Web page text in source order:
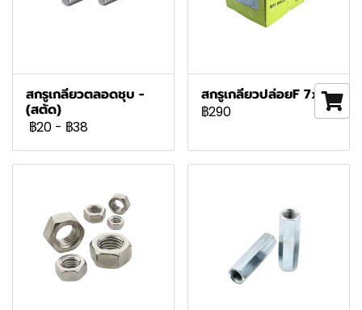
สกรูเกลียวตลอดชุบ -
(สตัด)
฿20 - ฿38
สกรูเกลียวปล่อยF 7x1
฿290